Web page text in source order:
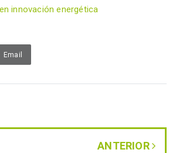
innovación energética
Email
ANTERIOR